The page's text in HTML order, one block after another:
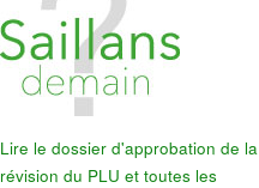
Lire le dossier d'approbation de la
révision du PLU et toutes les